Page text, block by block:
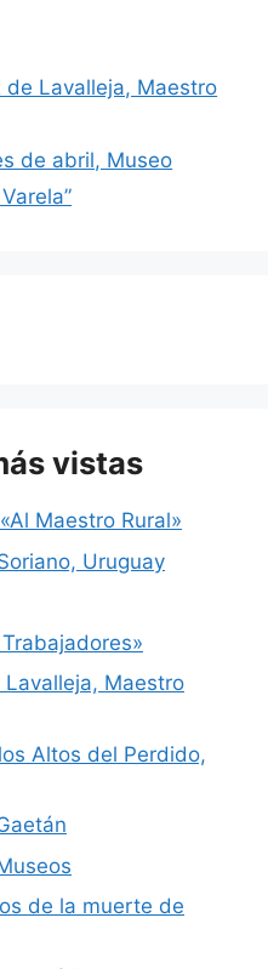
e
b
o
o
s
A
p
gr
a
de Lavalleja, Maestro
de abril, Museo
vistas
Maestro Rural»
Uruguay
Lavalleja, Maestro
Altos del Perdido,
de la muerte de